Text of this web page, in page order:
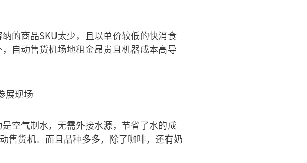
的商品SKU太少，且以单价较低的快消食
自动售货机场地租金昂贵且机器成本高导
空气制水，无需外接水源，节省了水的成
售货机。而且品种多多，除了咖啡，还有奶